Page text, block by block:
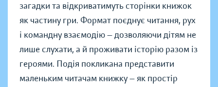
загадки та відкриватимуть сторінки книжок
як частину гри. Формат поєднує читання, рух
і командну взаємодію — дозволяючи дітям не
лише слухати, а й проживати історію разом із
героями. Подія покликана представити
маленьким читачам книжку — як простір